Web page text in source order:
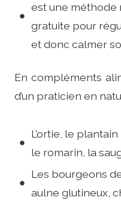
est une
gratuite pour
et donc calmer
En compléments
d’un praticien en
L’ortie, le
le romarin, la
Les bourgeons
aulne glutineux,